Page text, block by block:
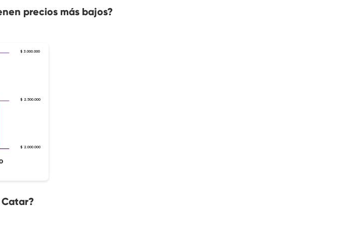
precios más bajos?
$ 2.000.000
$ 2.500.000
$ 3.000.000